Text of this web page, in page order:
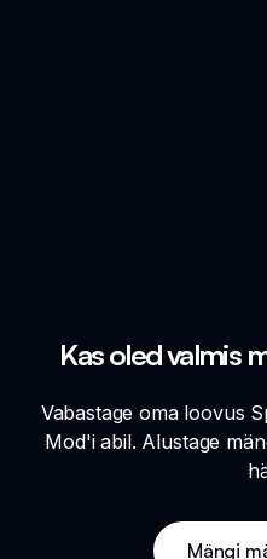
Kas oled valmis
Vabastage oma loovus
Mod'i abil. Alustage
Mängi